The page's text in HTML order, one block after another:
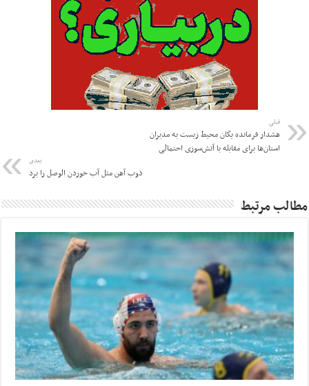
قبلی
هشدار فرمانده یگان محیط زیست به مدیران
استان‌ها برای مقابله با آتش‌سوزی احتمالی
بعدی
ذوب آهن مثل آب خوردن الوصل را برد
مطالب مرتبط